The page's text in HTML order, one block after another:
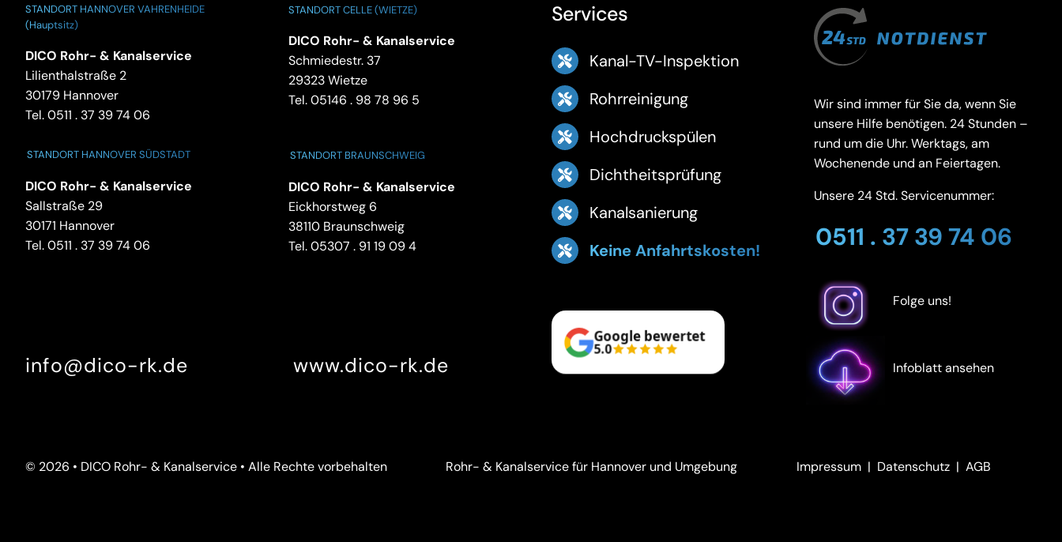
STANDORT HANNOVER VAHRENHEIDE
(Hauptsitz)
DICO Rohr- & Kanalservice
Lilienthalstraße 2
30179 Hannover
Tel.0511 . 37 39 74 06
STANDORT HANNOVER SÜDSTADT
DICO Rohr- & Kanalservice
Sallstraße 29
30171 Hannover
Tel.0511 . 37 39 74 06
STANDORT CELLE (WIETZE)
DICO Rohr- & Kanalservice
Schmiedestr. 37
29323 Wietze
Tel. 05146 . 98 78 96 5
STANDORT BRAUNSCHWEIG
DICO Rohr- & Kanalservice
Eickhorstweg 6
38110 Braunschweig
Tel. 05307 . 91 19 09 4
Services
Kanal-TV-Inspektion
Rohrreinigung
Hochdruckspülen
Dichtheitsprüfung
Kanalsanierung
Keine Anfahrtskosten!
Google bewertet
5.0
Wir sind immer für Sie da, wenn Sie
unsere Hilfe benötigen. 24 Stunden –
rund um die Uhr. Werktags, am
Wochenende und an Feiertagen.
Unsere 24 Std. Servicenummer:
0511 . 37 39 74 06
Folge uns!
Infoblatt ansehen
info@dico-rk.de www.dico-rk.de
© 2026 • DICO Rohr- & Kanalservice • Alle Rechte vorbehalten Rohr- & Kanalservice für Hannover und Umgebung Impressum | Datenschutz | AGB